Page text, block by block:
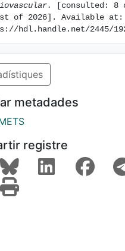
[consulted: 8
of 2026]. Available at:
hdl.handle.net/2445/
metadades
registre